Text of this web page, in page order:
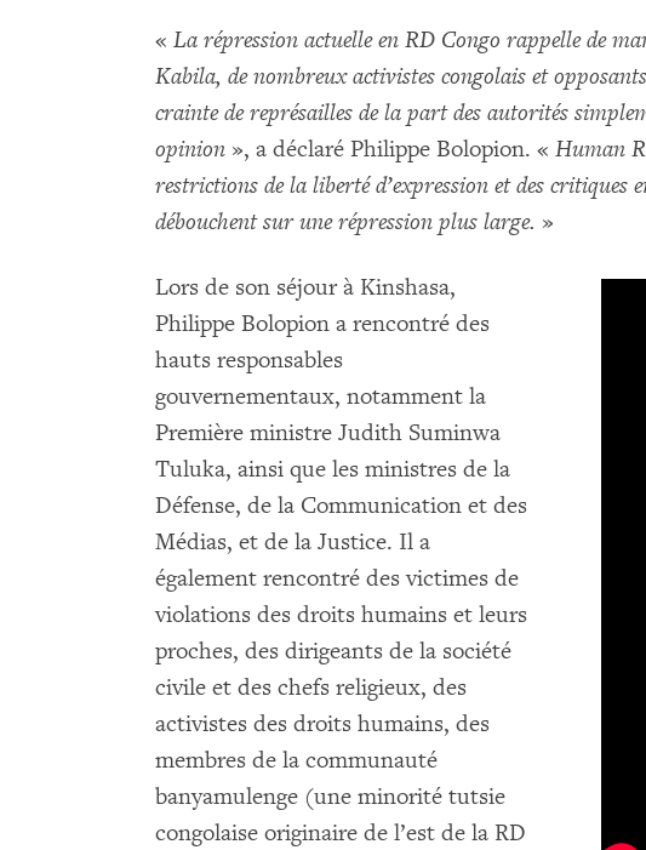
« La répression actuelle en RD Congo rappelle de
Kabila, de nombreux activistes congolais et
crainte de représailles de la part des autorités
opinion », a déclaré Philippe Bolopion. « Human
restrictions de la liberté d’expression et des critiques
débouchent sur une répression plus large. »
Lors de son séjour à Kinshasa,
Philippe Bolopion a rencontré des
hauts responsables
gouvernementaux, notamment la
Première ministre Judith Suminwa
Tuluka, ainsi que les ministres de la
Défense, de la Communication et des
Médias, et de la Justice. Il a
également rencontré des victimes de
violations des droits humains et leurs
proches, des dirigeants de la société
civile et des chefs religieux, des
activistes des droits humains, des
membres de la communauté
banyamulenge (une minorité tutsie
congolaise originaire de l’est de la RD